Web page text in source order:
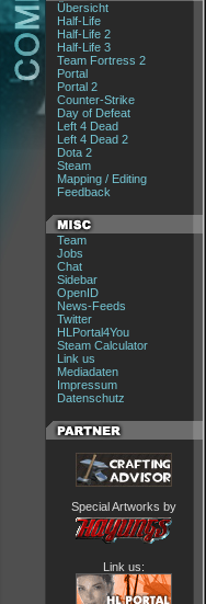
Übersicht
Half-Life
Half-Life 2
Half-Life 3
Team Fortress 2
Portal
Portal 2
Counter-Strike
Day of Defeat
Left 4 Dead
Left 4 Dead 2
Dota 2
Steam
Mapping / Editing
Feedback
Team
Jobs
Chat
Sidebar
OpenID
News-Feeds
Twitter
HLPortal4You
Steam Calculator
Link us
Mediadaten
Impressum
Datenschutz
Special Artworks by
Link us: